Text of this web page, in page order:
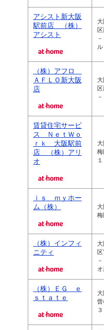
アシスト新大阪
駅前店 （株）
アシスト
ル
（株）アフロ
ＡＦＬＯ新大阪
店
賃貸住宅サービ
ス ＮｅｔＷｏ
ｒｋ 大阪駅前
店 （株）アリ
オ
梅
ｉｓ ｍｙホー
ム（株）
梅
（株）インフィ
ニティ
（株）ＥＧ ｅ
ｓｔａｔｅ